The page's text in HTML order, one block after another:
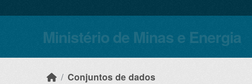
Ministério de Minas e Energia
Conjuntos de dados